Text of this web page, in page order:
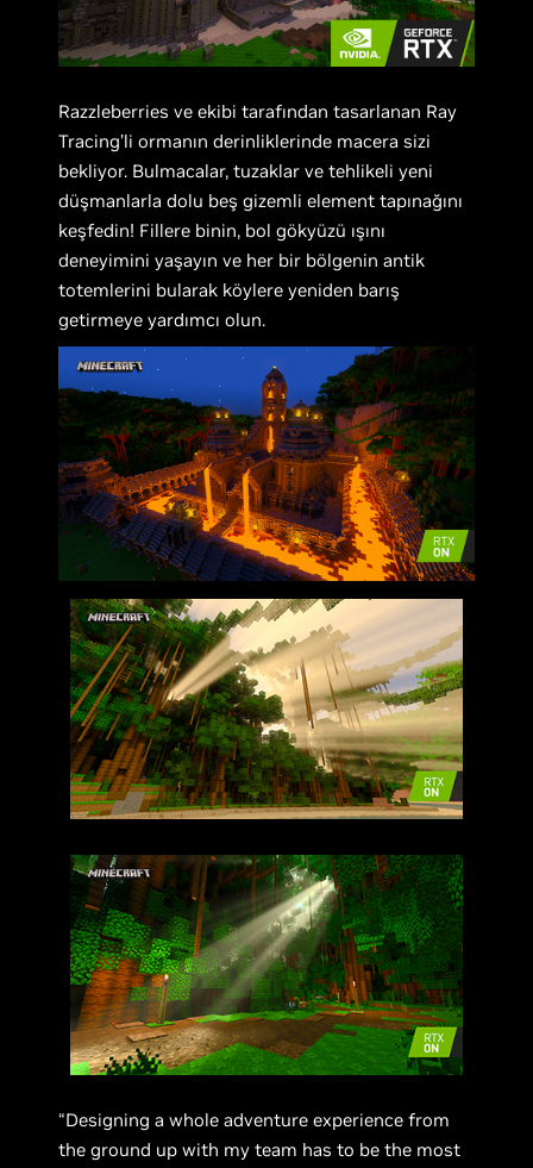
Razzleberries ve ekibi tarafından tasarlanan Ray
Tracing’li ormanın derinliklerinde macera sizi
bekliyor. Bulmacalar, tuzaklar ve tehlikeli yeni
düşmanlarla dolu beş gizemli element tapınağını
keşfedin! Fillere binin, bol gökyüzü ışını
deneyimini yaşayın ve her bir bölgenin antik
totemlerini bularak köylere yeniden barış
getirmeye yardımcı olun.
“Designing a whole adventure experience from
the ground up with my team has to be the most